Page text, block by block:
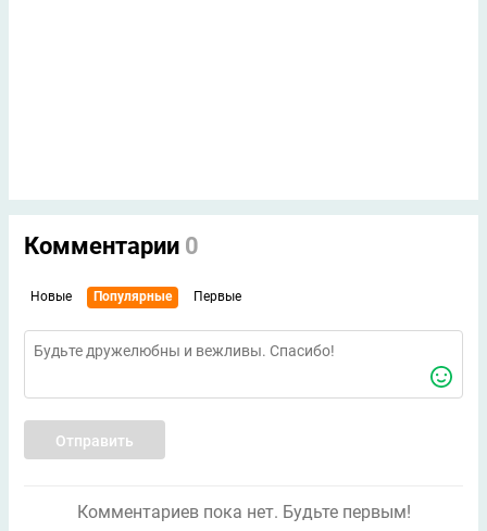
Комментарии 0
Новые Популярные Первые
Отправить
Комментариев пока нет. Будьте первым!